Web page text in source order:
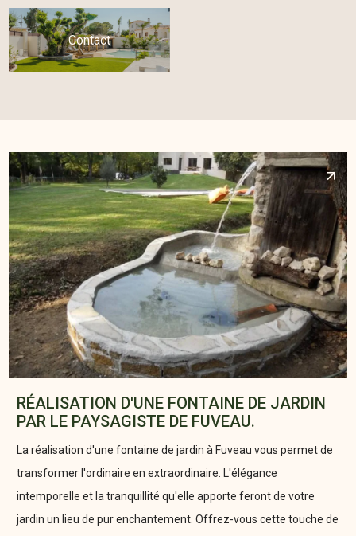
Contact
RÉALISATION D'UNE FONTAINE DE JARDIN
PAR LE PAYSAGISTE DE FUVEAU.
La réalisation d'une fontaine de jardin à Fuveau vous permet de
transformer l'ordinaire en extraordinaire. L'élégance
intemporelle et la tranquillité qu'elle apporte feront de votre
jardin un lieu de pur enchantement. Offrez-vous cette touche de